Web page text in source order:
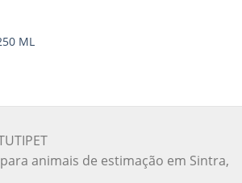
ML
animais de estimação em Sintra,